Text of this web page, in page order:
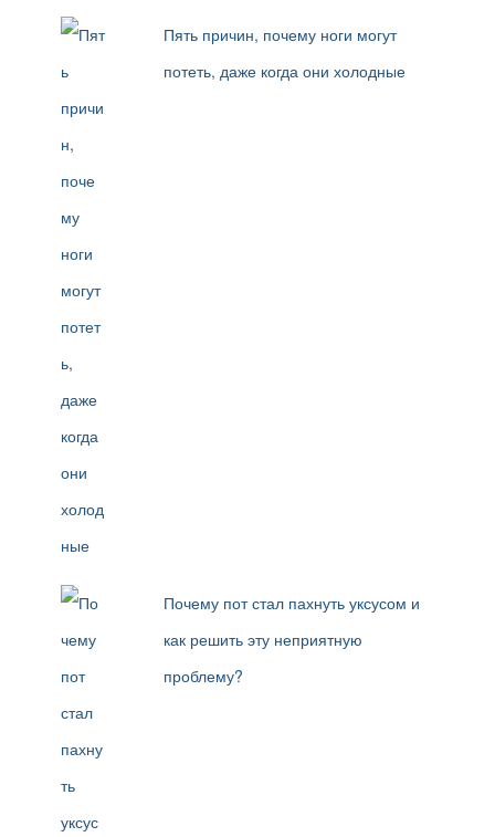
Пять причин, почему ноги могут
потеть, даже когда они холодные
Почему пот стал пахнуть уксусом и
как решить эту неприятную
проблему?